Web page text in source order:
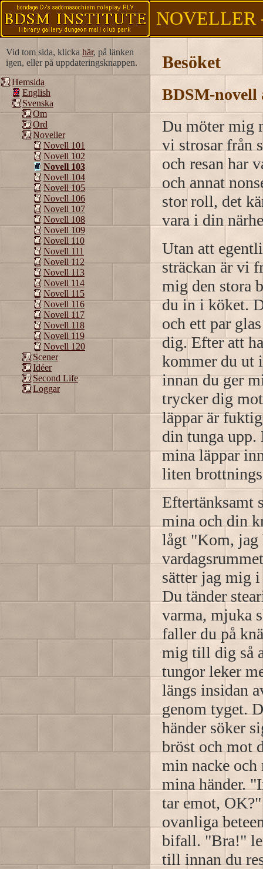
NOVELLER
Vid tom sida, klicka här, på länken
igen, eller på uppdateringsknappen.
Hemsida
English
Svenska
Om
Ord
Noveller
Novell 101
Novell 102
Novell 103
Novell 104
Novell 105
Novell 106
Novell 107
Novell 108
Novell 109
Novell 110
Novell 111
Novell 112
Novell 113
Novell 114
Novell 115
Novell 116
Novell 117
Novell 118
Novell 119
Novell 120
Scener
Idéer
Second Life
Loggar
Besöket
BDSM-novell
Du möter mig
vi strosar från
och resan har
och annat
stor roll, det
vara i din
Utan att
sträckan är vi
mig den stora
du in i köket.
och ett par
dig. Efter att
kommer du ut
innan du ger
trycker dig
läppar är
din tunga
mina läppar
liten
Eftertänksamt
mina och din
lågt "Kom, jag
sätter jag mig
Du tänder
varma, mjuka
faller du på
mig till dig så
tungor leker
längs insidan
genom tyget.
händer söker
bröst och mot
min nacke
mina händer.
tar emot,
ovanliga
bifall. "Bra!"
till innan du